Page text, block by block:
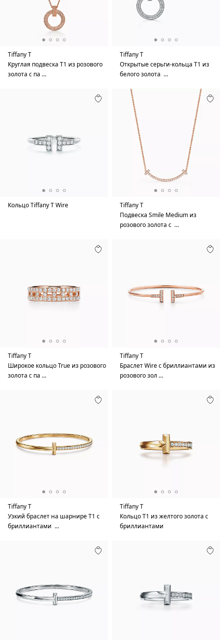
Tiffany T
Круглая подвеска T1 из розового
золота с па …
Tiffany T
Открытые серьги-кольца T1 из
белого золота …
Кольцо Tiffany T Wire
Tiffany T
Подвеска Smile Medium из
розового золота с …
Tiffany T
Широкое кольцо True из розового
золота с па …
Tiffany T
Браслет Wire с бриллиантами из
розового зол …
Tiffany T
Узкий браслет на шарнире T1 с
бриллиантами …
Tiffany T
Кольцо T1 из желтого золота с
бриллиантами